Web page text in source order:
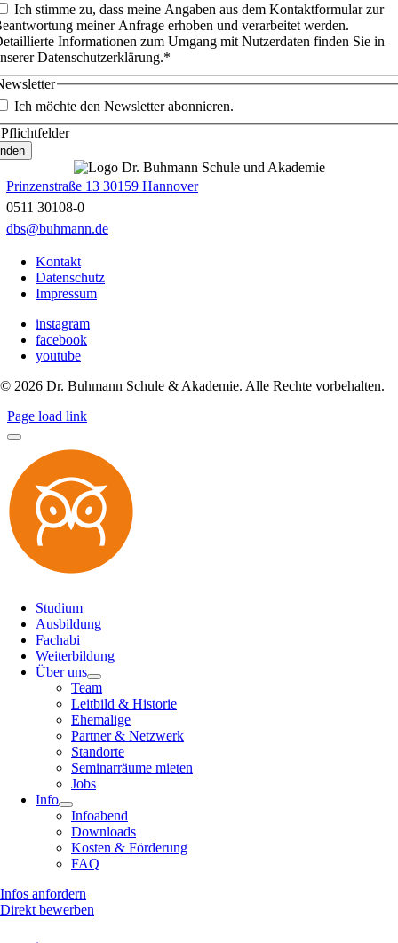
Ich stimme zu, dass meine Angaben aus dem Kontaktformular zur
meiner Anfrage erhoben und verarbeitet werden.
Informationen zum Umgang mit Nutzerdaten finden Sie in
Datenschutzerklärung.*
Ich möchte den Newsletter abonnieren.
Prinzenstraße 13 30159 Hannover
0511 30108-0
dbs@buhmann.de
Kontakt
Datenschutz
Impressum
instagram
facebook
youtube
© 2026 Dr. Buhmann Schule & Akademie. Alle Rechte vorbehalten.
Page load link
Studium
Ausbildung
Fachabi
Weiterbildung
Über uns
Team
Leitbild & Historie
Ehemalige
Partner & Netzwerk
Standorte
Seminarräume mieten
Jobs
Info
Infoabend
Downloads
Kosten & Förderung
FAQ
Infos anfordern
Direkt bewerben